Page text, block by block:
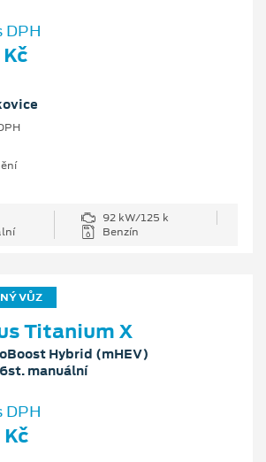
DPH
92 kW/125 k
Benzín
VŮZ
Titanium X
Hybrid (mHEV)
manuální
DPH